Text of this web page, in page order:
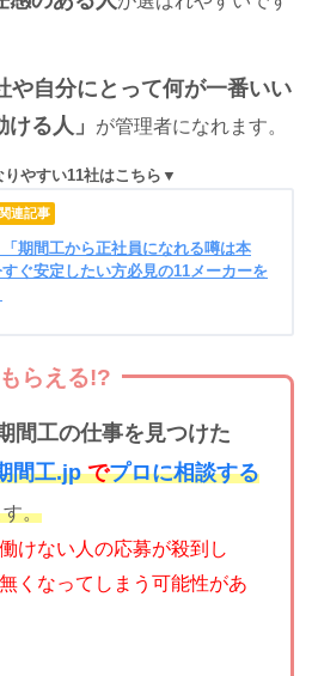
や自分にとって何が一番いい
る人」
が管理者になれます。
やすい11社はこちら
「期間工から正社員になれる噂は本
ぐ安定したい方必見の11メーカーを
らえる!?
間工の仕事を見つけた
間工.jpでプロに相談する
。
働けない人の応募が殺到し
くなってしまう可能性があ